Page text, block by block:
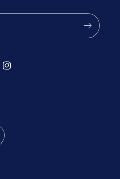
Instagram